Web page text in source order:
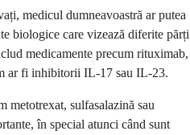
medicul dumneavoastră ar putea
biologice care vizează diferite părți
medicamente precum rituximab,
ar fi inhibitorii IL-17 sau IL-23.
metotrexat, sulfasalazină sau
în special atunci când sunt